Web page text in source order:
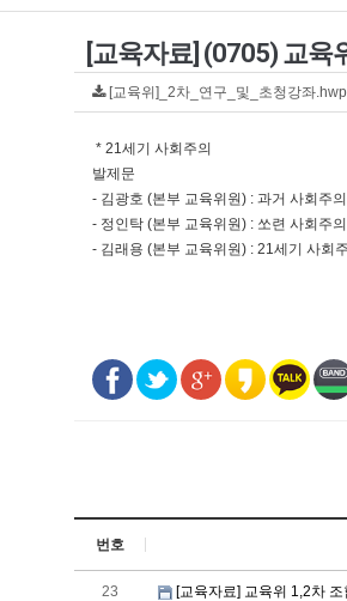
[교육자료] (0705) 교육
[교육위]_2차_연구_및_초청강좌
* 21세기 사회주의
발제문
- 김광호 (본부 교육위원) : 과거 사회주
- 정인탁 (본부 교육위원) : 쏘련 사회주
- 김래용 (본부 교육위원) : 21세기 사회
번호
23 [교육자료] 교육위 1,2차